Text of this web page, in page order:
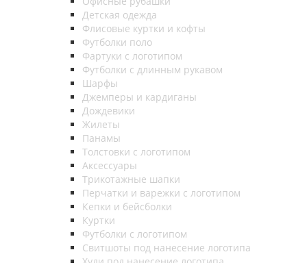
Детская одежда
Флисовые куртки и кофты
Футболки поло
Фартуки с логотипом
Футболки с длинным рукавом
Шарфы
Джемперы и кардиганы
Дождевики
Жилеты
Панамы
Толстовки с логотипом
Аксессуары
Трикотажные шапки
Перчатки и варежки с логотипом
Кепки и бейсболки
Куртки
Футболки с логотипом
Свитшоты под нанесение логотипа